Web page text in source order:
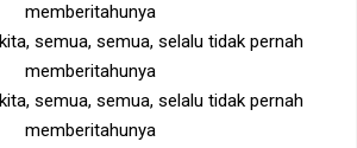
memberitahunya
semua, semua, selalu tidak pernah
memberitahunya
semua, semua, selalu tidak pernah
memberitahunya